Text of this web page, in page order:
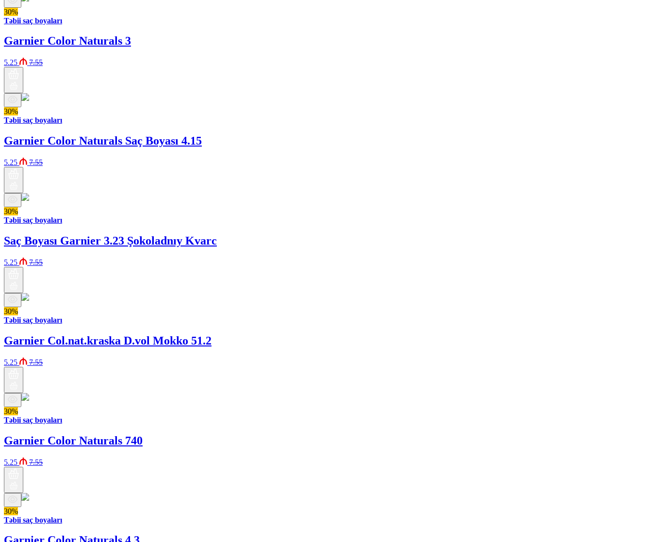
30%
Təbii saç boyaları
Garnier Color Naturals 3
5.25 7.55
30%
Təbii saç boyaları
Garnier Color Naturals Saç Boyası 4.15
5.25 7.55
30%
Təbii saç boyaları
Saç Boyası Garnier 3.23 Şokoladnıy Kvarc
5.25 7.55
30%
Təbii saç boyaları
Garnier Col.nat.kraska D.vol Mokko 51.2
5.25 7.55
30%
Təbii saç boyaları
Garnier Color Naturals 740
5.25 7.55
30%
Təbii saç boyaları